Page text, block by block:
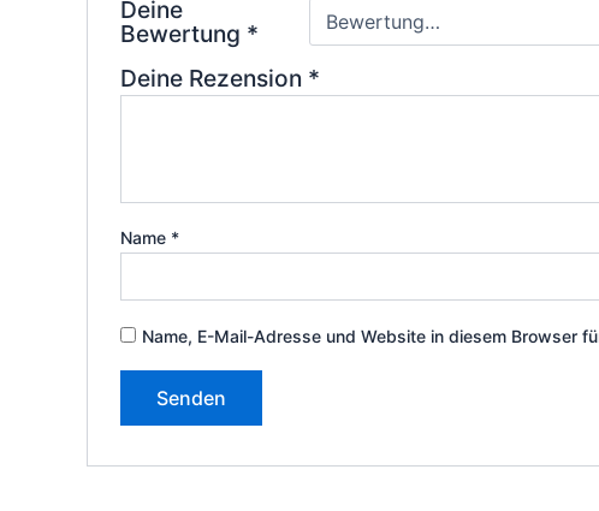
Deine
Bewertung *
Deine Rezension *
Name *
Name, E-Mail-Adresse und Website in diesem Browser